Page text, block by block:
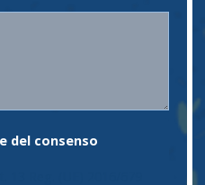
del consenso